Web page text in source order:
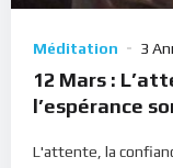
Méditation 3
12 Mars :
l’espérance
L'attente, la